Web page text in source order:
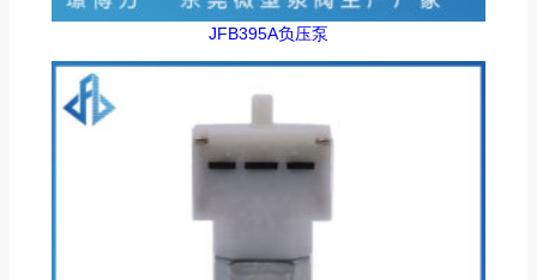
JFB395A负压泵